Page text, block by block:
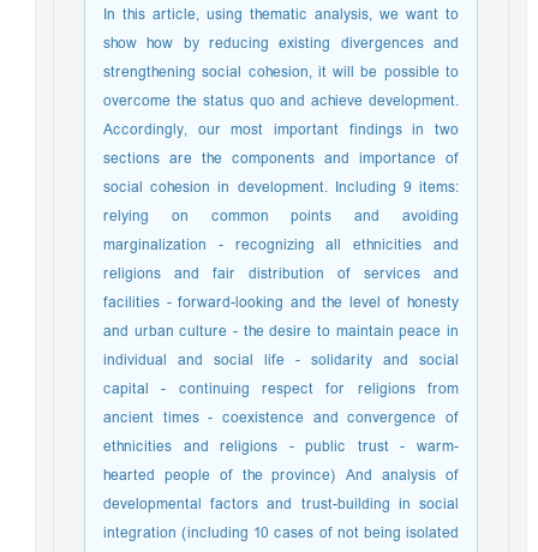
In this article, using thematic analysis, we want to
show how by reducing existing divergences and
strengthening social cohesion, it will be possible to
overcome the status quo and achieve development.
Accordingly, our most important findings in two
sections are the components and importance of
social cohesion in development. Including 9 items:
relying on common points and avoiding
marginalization - recognizing all ethnicities and
religions and fair distribution of services and
facilities - forward-looking and the level of honesty
and urban culture - the desire to maintain peace in
individual and social life - solidarity and social
capital - continuing respect for religions from
ancient times - coexistence and convergence of
ethnicities and religions - public trust - warm-
hearted people of the province) And analysis of
developmental factors and trust-building in social
integration (including 10 cases of not being isolated